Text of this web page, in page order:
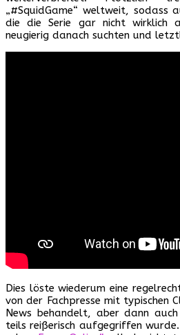
„#SquidGame“ weltweit, sodass
die die Serie gar nicht wirklich
neugierig danach suchten und
Dies löste wiederum eine
von der Fachpresse mit typischen
News behandelt, aber dann
teils reißerisch aufgegriffen